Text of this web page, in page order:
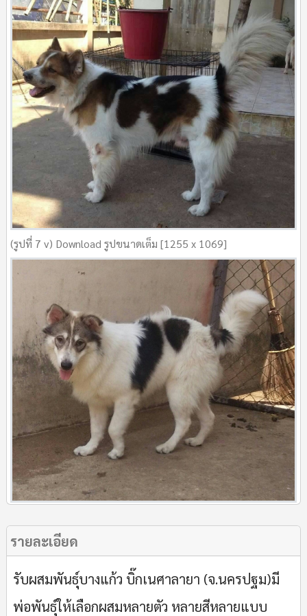
(รูปที่ 7 v) Download รูปขนาดเต็ม [1255 x 1069]
รายละเอียด
รับผสมพันธุ์บางแก้ว บิ๊กเนศาลายา (จ.นครปฐม)มี
พ่อพันธุ์ให้เลือกผสมหลายตัว หลายสีหลายแบบ